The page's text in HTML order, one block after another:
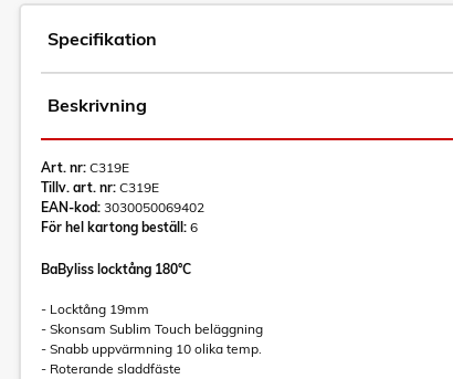
Specifikation
Beskrivning
Art. nr: C319E
Tillv. art. nr: C319E
EAN-kod: 3030050069402
För hel kartong beställ: 6
BaByliss locktång 180°C
- Locktång 19mm
- Skonsam Sublim Touch beläggning
- Snabb uppvärmning 10 olika temp.
- Roterande sladdfäste